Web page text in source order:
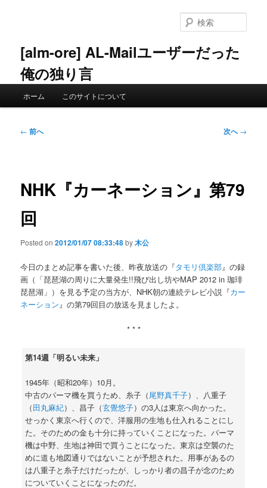
ン
へ
[alm-ore] AL-Mailユーザーだった
俺の独り言
索
ホーム このサイトについて
投
ー
ョ
ン
← 前へ 次へ→
NHK『カーネーション』第79
回
Posted on2012/01/07 08:33:48by木公
今日のまとめ記事を書いた後、昨夜放送の『タモリ倶楽部』の録
画（「琵琶湖の周りに大量発生!!飛び出し坊やMAP 2012 in 珈琲
琵琶湖」）を見る予定の当方が、NHK朝の連続テレビ小説『カー
ネーション』の第79回目の放送を見ましたよ。
* * *
第14週「明るい未来」
1945年（昭和20年）10月。
中古のパーマ機を買うため、糸子（尾野真千子）、八重子
（田丸麻紀）、昌子（玄覺悠子）の3人は東京へ向かった。
せっかく東京へ行くので、洋服用の生地も仕入れることにし
た。そのための金も十分に持っていくことになった。パーマ
機は中野、生地は神田で買うことになった。東京は空襲のた
めに道も地図通りではないことが予想された。用事があるの
は八重子と糸子だけだったが、しっかり者の昌子が念のため
についていくことになったのだ。